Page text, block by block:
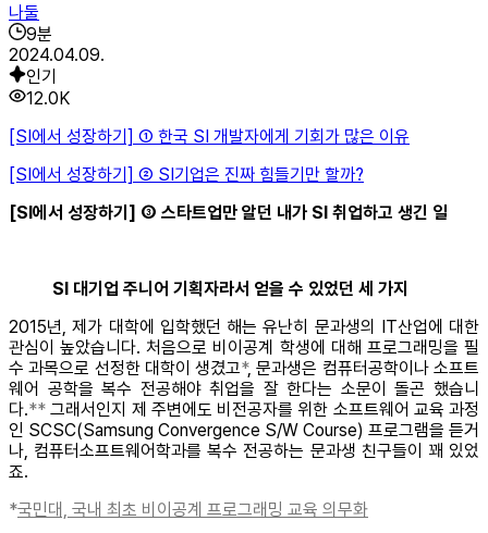
나둘
9분
2024.04.09.
인기
12.0K
[SI에서 성장하기] ① 한국 SI 개발자에게 기회가 많은 이유
[SI에서 성장하기] ② SI기업은 진짜 힘들기만 할까?
[SI에서 성장하기] ③ 스타트업만 알던 내가 SI 취업하고 생긴 일
SI 대기업 주니어 기획자라서 얻을 수 있었던 세 가지
2015년, 제가 대학에 입학했던 해는 유난히 문과생의 IT산업에 대한
관심이 높았습니다. 처음으로 비이공계 학생에 대해 프로그래밍을 필
수 과목으로 선정한 대학이 생겼고*, 문과생은 컴퓨터공학이나 소프트
웨어 공학을 복수 전공해야 취업을 잘 한다는 소문이 돌곤 했습니
다.** 그래서인지 제 주변에도 비전공자를 위한 소프트웨어 교육 과정
인 SCSC(Samsung Convergence S/W Course) 프로그램을 듣거
나, 컴퓨터소프트웨어학과를 복수 전공하는 문과생 친구들이 꽤 있었
죠.
*국민대, 국내 최초 비이공계 프로그래밍 교육 의무화